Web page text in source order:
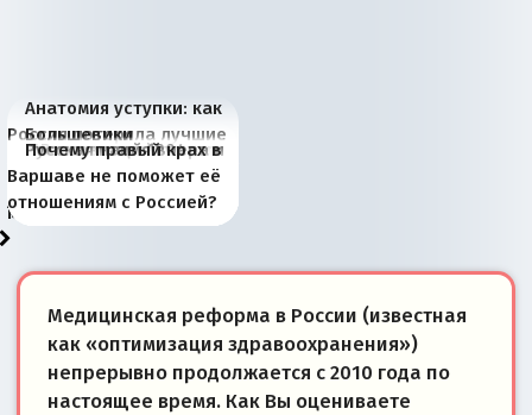
Анатомия уступки: как
Россия потеряла лучшие
рыбопромысловые
районы Баренцева
моря
Большевики
отличаются от «Яблока»
тем, что они -
победители
Киевская марионетка
Запада рассказала о
«переобувании» хозяев
В России назрели
перемены: 15 шагов к
суверенной экономике
Миграционный пожар
Европы
Россия начинает
сбрасывать балласт
Анкориджа
Россия зимой 1904
года: первые уступки во
внутренней политике
Русская нация вчера и
сегодня
Почему правый крах в
Варшаве не поможет её
отношениям с Россией?
Медицинская реформа в России (известная
как «оптимизация здравоохранения»)
непрерывно продолжается с 2010 года по
настоящее время. Как Вы оцениваете